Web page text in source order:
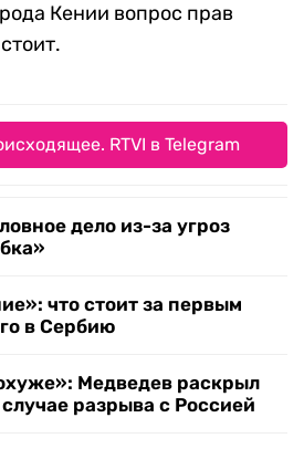
Кении вопрос прав
RTVI в Telegram
дело из-за угроз
что стоит за первым
в Сербию
Медведев раскрыл
разрыва с Россией